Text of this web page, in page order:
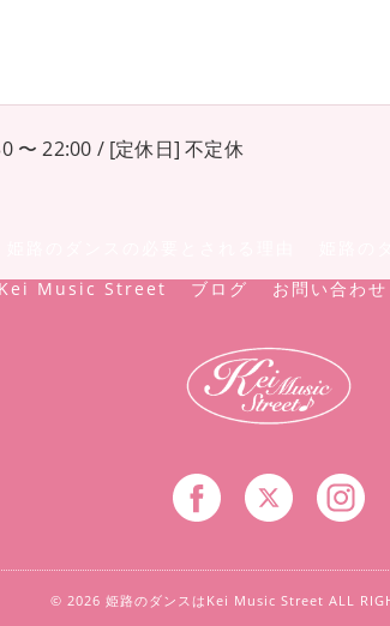
〜 22:00 / [定休日] 不定休
Music Street
ブログ お問い合わせ
© 2026 姫路のダンスはKei Music Street ALL